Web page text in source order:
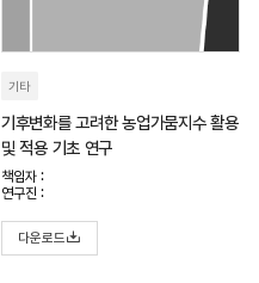
기타
기후변화를 고려한 농업가뭄지수 활용
및 적용 기초 연구
책임자 :
연구진 :
다운로드